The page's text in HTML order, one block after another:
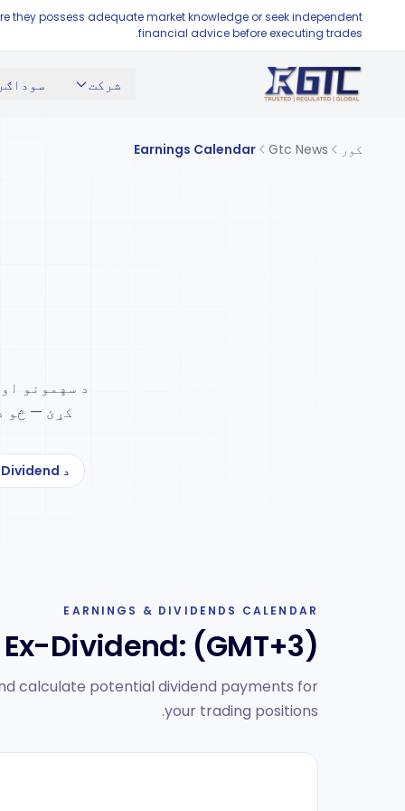
they possess adequate market knowledge or seek independent
financial advice before executing trades.
شرکت
کور Gtc News
Earnings Calendar
کړئ — څو
د Ex-Dividend جدول
EARNINGS & DIVIDENDS CALENDAR
Ex-Dividend: (GMT+3)
calculate potential dividend payments for
your trading positions.